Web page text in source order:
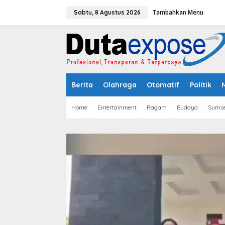
Sabtu, 8 Agustus 2026 Tambahkan Menu
Berita Olahraga Otomatif Politik
Home Entertainment Ragam Budaya